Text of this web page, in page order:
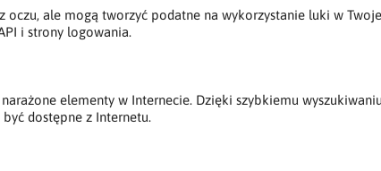
oczu, ale mogą tworzyć podatne na wykorzystanie luki w
i strony logowania.
elementy w Internecie. Dzięki szybkiemu
dostępne z Internetu.